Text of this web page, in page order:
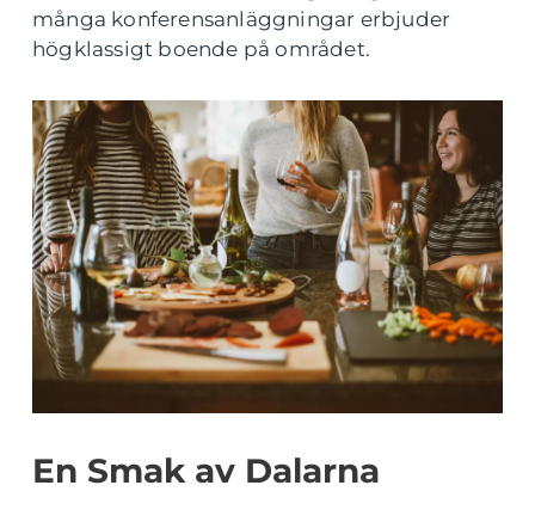
många konferensanläggningar erbjuder
högklassigt boende på området.
En Smak av Dalarna